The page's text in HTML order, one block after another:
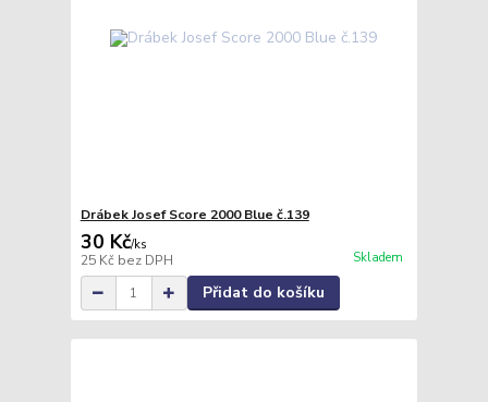
Drábek Josef Score 2000 Blue č.139
30 Kč/ks
25 Kč bez DPH Skladem
Přidat do košíku